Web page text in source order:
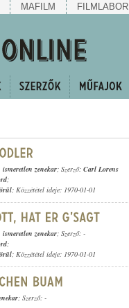
MAFILM FILMLABOR
ismeretlen zenekar; Szerző: Carl Lorens
;
; Közzététel ideje: 1970-01-01
ismeretlen zenekar; Szerző: -
;
; Közzététel ideje: 1970-01-01
; Szerző: -